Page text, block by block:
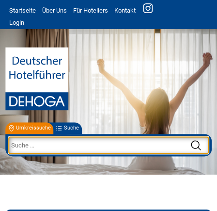
Startseite Über Uns Für Hoteliers
Kontakt
Login
Umkreissuche Suche